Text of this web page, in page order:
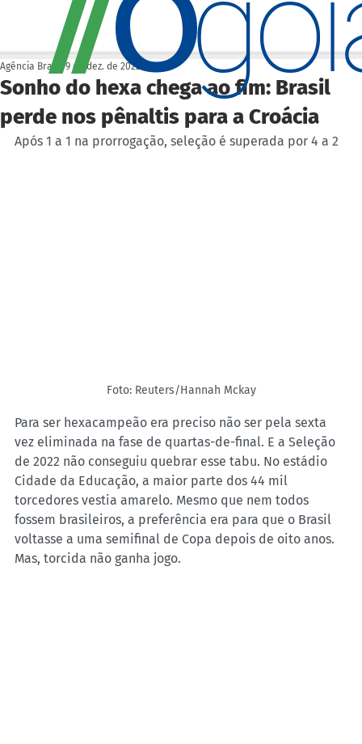
Sonho do hexa chega ao fim: Brasil
perde nos pênaltis para a Croácia
Agência Brasil 9 de dez. de 2022
Após 1 a 1 na prorrogação, seleção é superada por 4 a 2
Foto: Reuters/Hannah Mckay
Para ser hexacampeão era preciso não ser pela sexta
vez eliminada na fase de quartas-de-final. E a Seleção
de 2022 não conseguiu quebrar esse tabu. No estádio
Cidade da Educação, a maior parte dos 44 mil
torcedores vestia amarelo. Mesmo que nem todos
fossem brasileiros, a preferência era para que o Brasil
voltasse a uma semifinal de Copa depois de oito anos.
Mas, torcida não ganha jogo.